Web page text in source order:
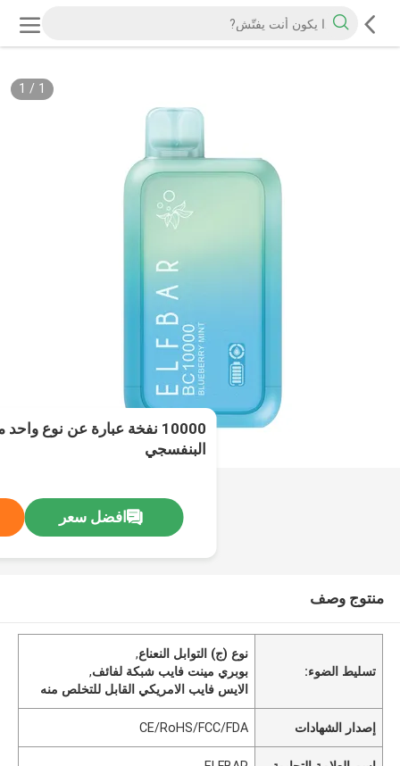
1
/
1
البنفسجي
افضل سعر
منتوج وصف
تسليط الضوء:
نوع (ج) التوابل النعناع,
بوبري مينت فايب شبكة لفائف,
الايس فايب الامريكي القابل للتخلص منه
إصدار الشهادات CE/RoHS/FCC/FDA